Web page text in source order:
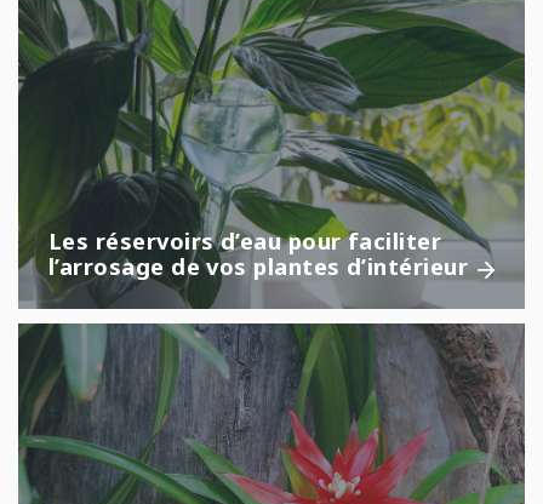
Les réservoirs d’eau pour faciliter
l’arrosage de vos plantes d’intérieur